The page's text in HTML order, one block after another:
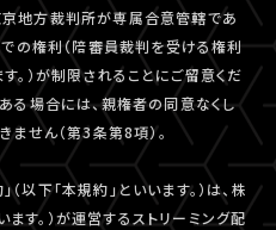
地方裁判所が専属合意管轄であ
の権利（陪審員裁判を受ける権利
。）が制限されることにご留意くだ
る場合には、親権者の同意なくし
ません（第3条第8項）。
以下「本規約」といいます。）は、株
す。）が運営するストリーミング配